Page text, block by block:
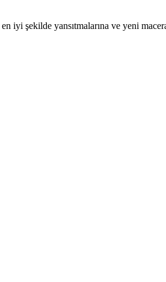
iyi şekilde yansıtmalarına ve yeni